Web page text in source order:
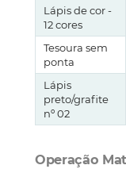
Lápis de cor -
12 cores
Tesoura sem
ponta
Lápis
preto/grafite
nº 02
Operação